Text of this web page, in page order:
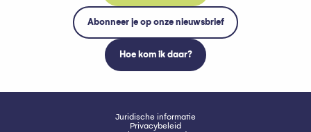
Abonneer je op onze nieuwsbrief
Hoe kom ik daar?
Juridische informatie
Privacybeleid